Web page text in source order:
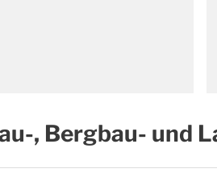
, Bergbau- und